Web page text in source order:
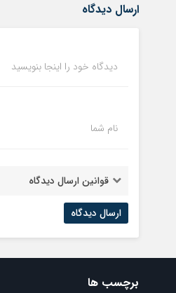
ارسال دیدگاه
دیدگاه خود را اینجا بنویسید
نام شما
قوانین ارسال دیدگاه
برچسب ها